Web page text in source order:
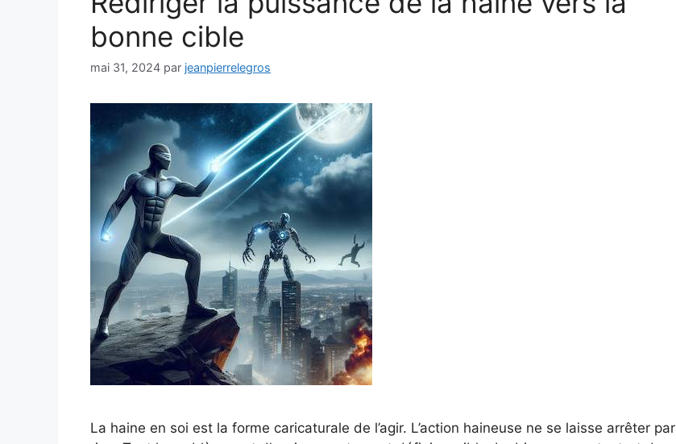
bonne cible
mai 31, 2024 par jeanpierrelegros
La haine en soi est la forme caricaturale de l’agir. L’action haineuse ne se laisse arrêter par